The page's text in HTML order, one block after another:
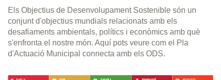
Els Objectius de Desenvolupament Sostenible són un
conjunt d'objectius mundials relacionats amb els
desafiaments ambientals, polítics i econòmics amb què
s'enfronta el nostre món. Aquí pots veure com el Pla
d'Actuació Municipal connecta amb els ODS.